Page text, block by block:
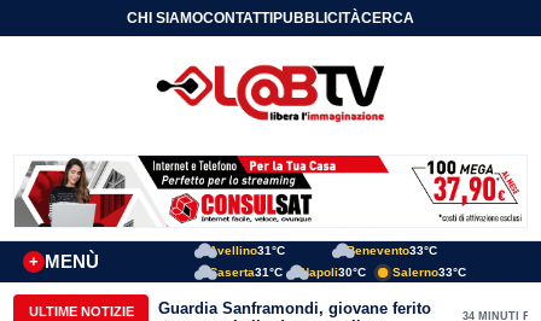
CHI SIAMOCONTATTIPUBBLICITÀCERCA
MENÙ
+
Avellino31°C Benevento33°C
Caserta31°C Napoli30°C Salerno33°C
ULTIME NOTIZIE
Guardia Sanframondi, giovane ferito
34 MINUTI FA